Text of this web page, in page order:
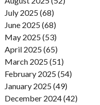
July 2025 (68)
June 2025 (68)
May 2025 (53)
April 2025 (65)
March 2025 (51)
February 2025 (54)
January 2025 (49)
December 2024 (42)